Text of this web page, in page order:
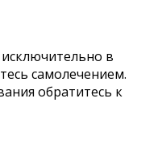
в
самолечением.
обратитесь к